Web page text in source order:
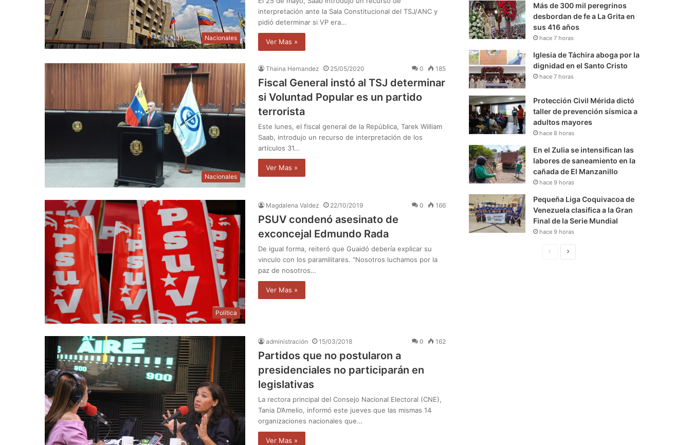
Nacionales
interpretación ante la Sala Constitucional del TSJ/ANC y
pidió determinar si VP era…
Ver Mas »
Nacionales
Thaina Hernandez 25/05/2020 0 185
Fiscal General instó al TSJ determinar
si Voluntad Popular es un partido
terrorista
Este lunes, el fiscal general de la República, Tarek William
Saab, introdujo un recurso de interpretación de los
artículos 31…
Ver Mas »
Política
Magdalena Valdez 22/10/2019 0 166
PSUV condenó asesinato de
exconcejal Edmundo Rada
De igual forma, reiteró que Guaidó debería explicar su
vinculo con los paramilitares. "Nosotros luchamos por la
paz de nosotros…
Ver Mas »
administración 15/03/2018 0 162
Partidos que no postularon a
presidenciales no participarán en
legislativas
La rectora principal del Consejo Nacional Electoral (CNE),
Tania D’Amelio, informó este jueves que las mismas 14
organizaciones nacionales que…
Ver Mas »
Más de 300 mil peregrinos
desbordan de fe a La Grita en
sus 416 años
hace 7 horas
Iglesia de Táchira aboga por la
dignidad en el Santo Cristo
hace 7 horas
Protección Civil Mérida dictó
taller de prevención sísmica a
adultos mayores
hace 8 horas
En el Zulia se intensifican las
labores de saneamiento en la
cañada de El Manzanillo
hace 9 horas
Pequeña Liga Coquivacoa de
Venezuela clasifica a la Gran
Final de la Serie Mundial
hace 9 horas
S